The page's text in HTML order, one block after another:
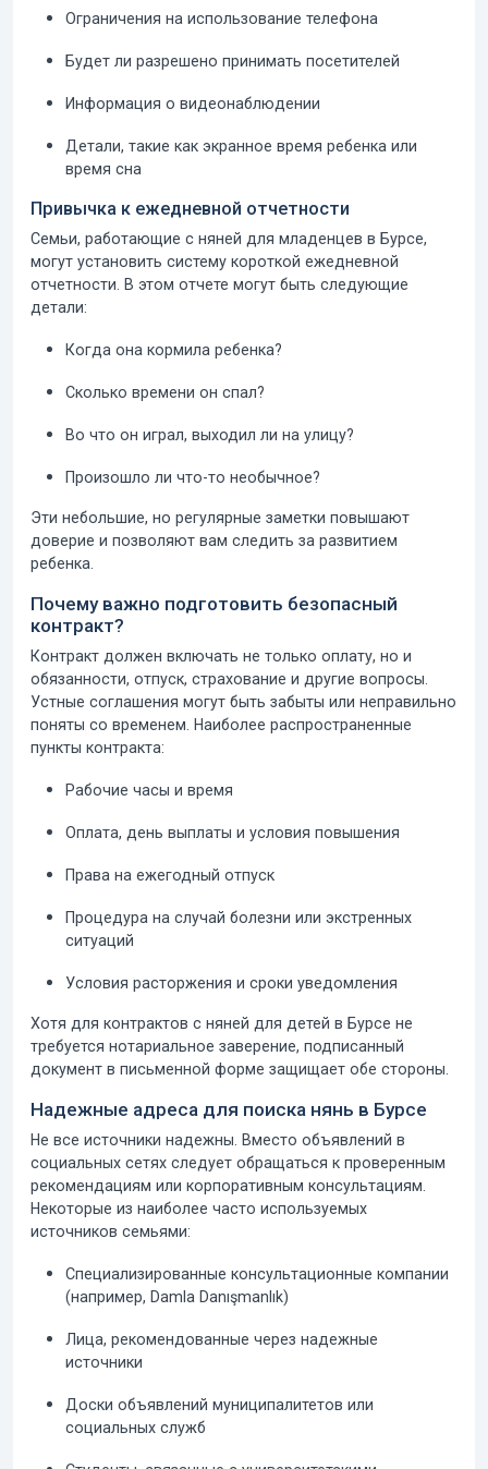
Ограничения на использование телефона
Будет ли разрешено принимать посетителей
Информация о видеонаблюдении
Детали, такие как экранное время ребенка или
время сна
Привычка к ежедневной отчетности
Семьи, работающие с няней для младенцев в Бурсе,
могут установить систему короткой ежедневной
отчетности. В этом отчете могут быть следующие
детали:
Когда она кормила ребенка?
Сколько времени он спал?
Во что он играл, выходил ли на улицу?
Произошло ли что-то необычное?
Эти небольшие, но регулярные заметки повышают
доверие и позволяют вам следить за развитием
ребенка.
Почему важно подготовить безопасный
контракт?
Контракт должен включать не только оплату, но и
обязанности, отпуск, страхование и другие вопросы.
Устные соглашения могут быть забыты или неправильно
поняты со временем. Наиболее распространенные
пункты контракта:
Рабочие часы и время
Оплата, день выплаты и условия повышения
Права на ежегодный отпуск
Процедура на случай болезни или экстренных
ситуаций
Условия расторжения и сроки уведомления
Хотя для контрактов с няней для детей в Бурсе не
требуется нотариальное заверение, подписанный
документ в письменной форме защищает обе стороны.
Надежные адреса для поиска нянь в Бурсе
Не все источники надежны. Вместо объявлений в
социальных сетях следует обращаться к проверенным
рекомендациям или корпоративным консультациям.
Некоторые из наиболее часто используемых
источников семьями:
Специализированные консультационные компании
(например, Damla Danışmanlık)
Лица, рекомендованные через надежные
источники
Доски объявлений муниципалитетов или
социальных служб